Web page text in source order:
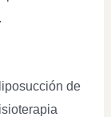
de